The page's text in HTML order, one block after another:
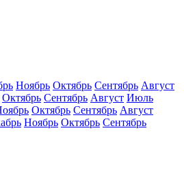
Ноябрь Октябрь Сентябрь Август
Октябрь Сентябрь Август Июль
Октябрь Сентябрь Август
Ноябрь Октябрь Сентябрь